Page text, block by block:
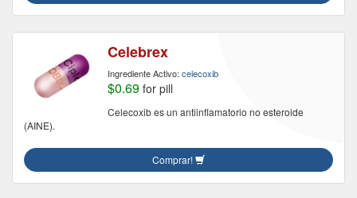
Celebrex
Ingrediente Activo: celecoxib
$0.69 for pill
Celecoxib es un antiinflamatorio no esteroide
(AINE).
Comprar!